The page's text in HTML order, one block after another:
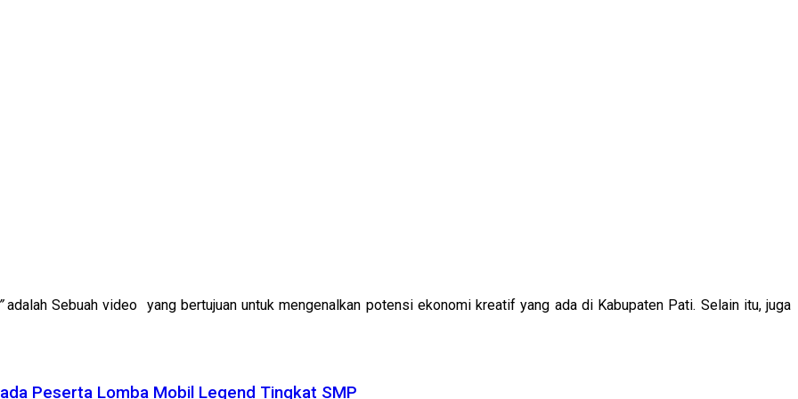
adalah Sebuah video yang bertujuan untuk mengenalkan potensi ekonomi kreatif yang ada di Kabupaten Pati. Selain itu, juga
Peserta Lomba Mobil Legend Tingkat SMP